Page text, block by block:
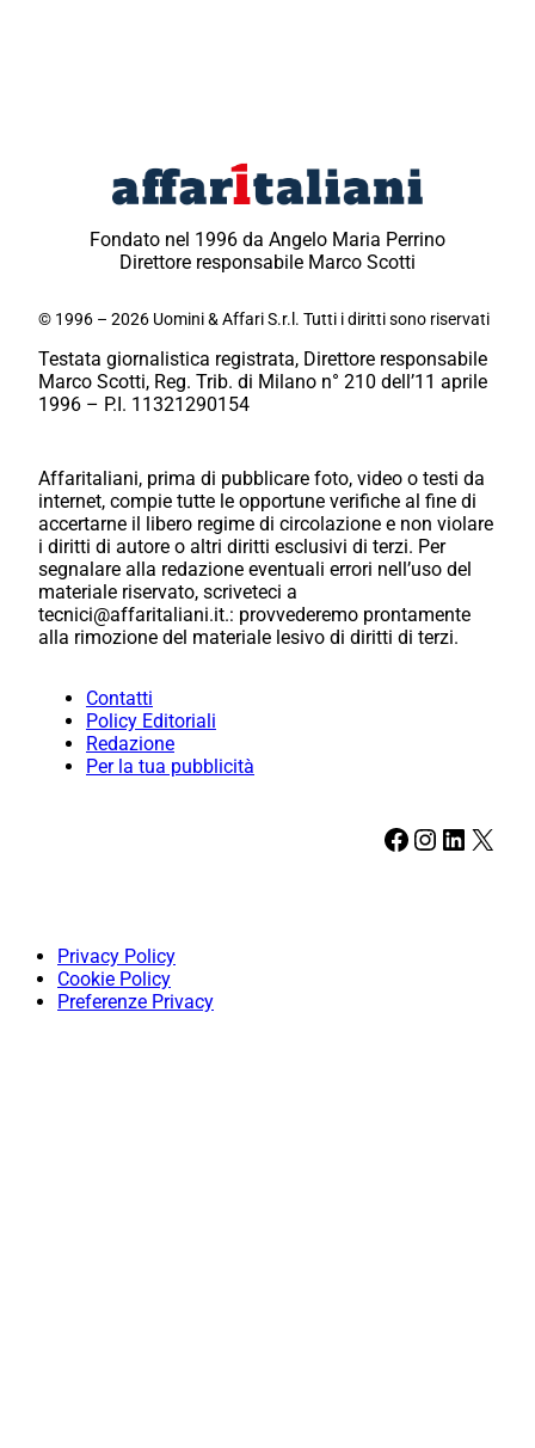
Fondato nel 1996 da Angelo Maria Perrino
Direttore responsabile Marco Scotti
© 1996 – 2026 Uomini & Affari S.r.l. Tutti i diritti sono riservati
Testata giornalistica registrata, Direttore responsabile
Marco Scotti, Reg. Trib. di Milano n° 210 dell’11 aprile
1996 – P.I. 11321290154
Affaritaliani, prima di pubblicare foto, video o testi da
internet, compie tutte le opportune verifiche al fine di
accertarne il libero regime di circolazione e non violare
i diritti di autore o altri diritti esclusivi di terzi. Per
segnalare alla redazione eventuali errori nell’uso del
materiale riservato, scriveteci a
tecnici@affaritaliani.it.: provvederemo prontamente
alla rimozione del materiale lesivo di diritti di terzi.
Contatti
Policy Editoriali
Redazione
Per la tua pubblicità
Facebook Instagram LinkedIn X
Privacy Policy
Cookie Policy
Preferenze Privacy